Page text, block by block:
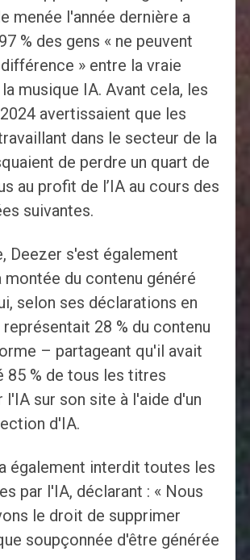
menée l'année dernière a
% des gens « ne peuvent
» entre la vraie
musique IA. Avant cela, les
avertissaient que les
dans le secteur de la
de perdre un quart de
au profit de l’IA au cours des
suivantes.
Deezer s'est également
montée du contenu généré
selon ses déclarations en
28 % du contenu
– partageant qu'il avait
85 % de tous les titres
l'IA sur son site à l'aide d'un
d'IA.
également interdit toutes les
par l'IA, déclarant : « Nous
le droit de supprimer
soupçonnée d'être générée